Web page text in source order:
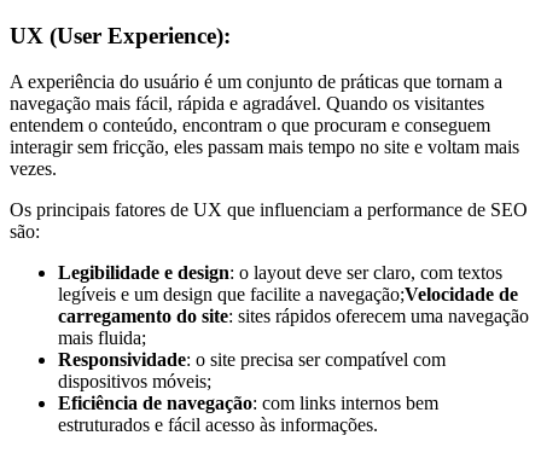
UX (User Experience):
A experiência do usuário é um conjunto de práticas que tornam a
navegação mais fácil, rápida e agradável. Quando os visitantes
entendem o conteúdo, encontram o que procuram e conseguem
interagir sem fricção, eles passam mais tempo no site e voltam mais
vezes.
Os principais fatores de UX que influenciam a performance de SEO
são:
Legibilidade e design: o layout deve ser claro, com textos
legíveis e um design que facilite a navegação;Velocidade de
carregamento do site: sites rápidos oferecem uma navegação
mais fluida;
Responsividade: o site precisa ser compatível com
dispositivos móveis;
Eficiência de navegação: com links internos bem
estruturados e fácil acesso às informações.